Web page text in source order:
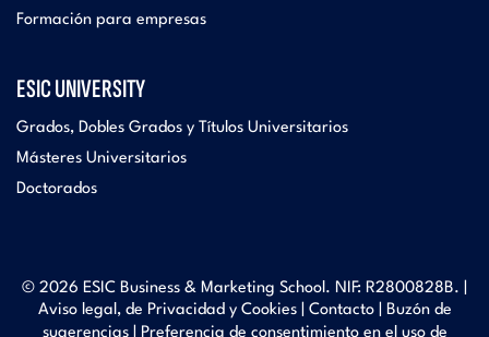
Formación para empresas
ESIC UNIVERSITY
Grados, Dobles Grados y Títulos Universitarios
Másteres Universitarios
Doctorados
© 2026 ESIC Business & Marketing School. NIF: R2800828B. |
Aviso legal, de Privacidad y Cookies| Contacto|
Buzón de
sugerencias| Preferencia de consentimiento en el uso de